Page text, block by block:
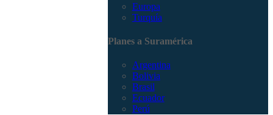
Europa
Turquía
Planes a Suramérica
Argentina
Bolivia
Brasil
Ecuador
Perú